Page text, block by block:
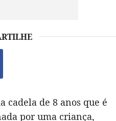
cadela de 8 anos que é
por uma criança,